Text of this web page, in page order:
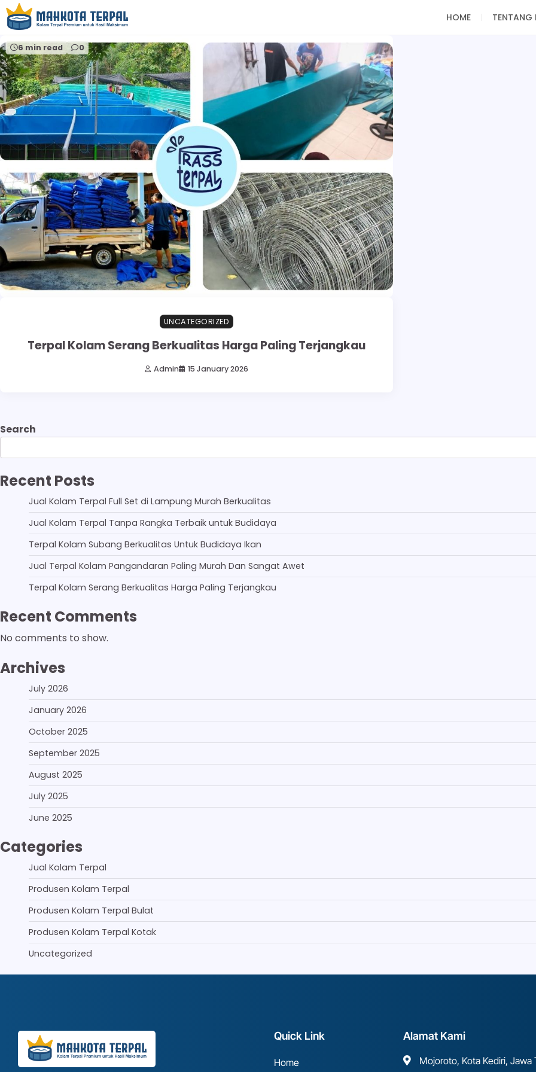
HOME TENTANG
Home grosir terpal banten
6 min read 0
UNCATEGORIZED
Terpal Kolam Serang Berkualitas Harga Paling Terjangkau
Admin 15 January 2026
Search
Recent Posts
Jual Kolam Terpal Full Set di Lampung Murah Berkualitas
Jual Kolam Terpal Tanpa Rangka Terbaik untuk Budidaya
Terpal Kolam Subang Berkualitas Untuk Budidaya Ikan
Jual Terpal Kolam Pangandaran Paling Murah Dan Sangat Awet
Terpal Kolam Serang Berkualitas Harga Paling Terjangkau
Recent Comments
No comments to show.
Archives
July 2026
January 2026
October 2025
September 2025
August 2025
July 2025
June 2025
Categories
Jual Kolam Terpal
Produsen Kolam Terpal
Produsen Kolam Terpal Bulat
Produsen Kolam Terpal Kotak
Uncategorized
Quick Link
Home
Alamat Kami
Mojoroto, Kota Kediri, Jawa